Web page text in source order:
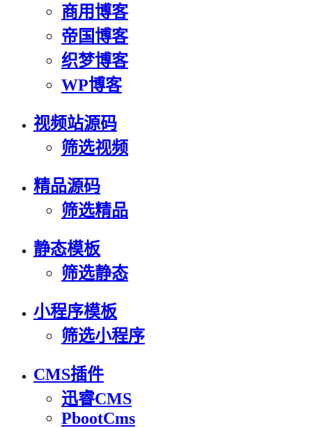
商用博客
帝国博客
织梦博客
WP博客
视频站源码
筛选视频
精品源码
筛选精品
静态模板
筛选静态
小程序模板
筛选小程序
CMS插件
迅睿CMS
PbootCms